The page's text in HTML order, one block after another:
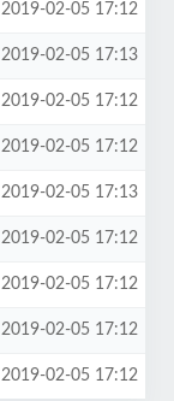
2019-02-05 17:12
2019-02-05 17:13
2019-02-05 17:12
2019-02-05 17:12
2019-02-05 17:13
2019-02-05 17:12
2019-02-05 17:12
2019-02-05 17:12
2019-02-05 17:12